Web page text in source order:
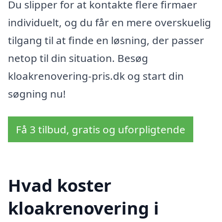
Du slipper for at kontakte flere firmaer
individuelt, og du får en mere overskuelig
tilgang til at finde en løsning, der passer
netop til din situation. Besøg
kloakrenovering-pris.dk og start din
søgning nu!
Få 3 tilbud, gratis og uforpligtende
Hvad koster
kloakrenovering i